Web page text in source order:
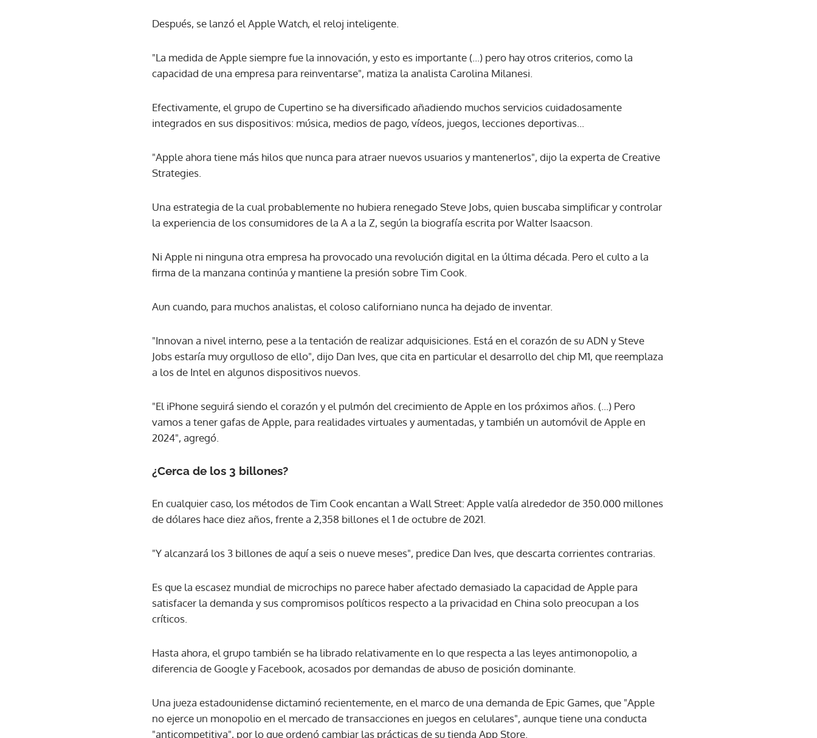
Después, se lanzó el Apple Watch, el reloj inteligente.
"La medida de Apple siempre fue la innovación, y esto es importante (...) pero hay otros criterios, como la
capacidad de una empresa para reinventarse", matiza la analista Carolina Milanesi.
Efectivamente, el grupo de Cupertino se ha diversificado añadiendo muchos servicios cuidadosamente
integrados en sus dispositivos: música, medios de pago, vídeos, juegos, lecciones deportivas...
"Apple ahora tiene más hilos que nunca para atraer nuevos usuarios y mantenerlos", dijo la experta de Creative
Strategies.
Una estrategia de la cual probablemente no hubiera renegado Steve Jobs, quien buscaba simplificar y controlar
la experiencia de los consumidores de la A a la Z, según la biografía escrita por Walter Isaacson.
Ni Apple ni ninguna otra empresa ha provocado una revolución digital en la última década. Pero el culto a la
firma de la manzana continúa y mantiene la presión sobre Tim Cook.
Aun cuando, para muchos analistas, el coloso californiano nunca ha dejado de inventar.
"Innovan a nivel interno, pese a la tentación de realizar adquisiciones. Está en el corazón de su ADN y Steve
Jobs estaría muy orgulloso de ello", dijo Dan Ives, que cita en particular el desarrollo del chip M1, que reemplaza
a los de Intel en algunos dispositivos nuevos.
"El iPhone seguirá siendo el corazón y el pulmón del crecimiento de Apple en los próximos años. (...) Pero
vamos a tener gafas de Apple, para realidades virtuales y aumentadas, y también un automóvil de Apple en
2024", agregó.
¿Cerca de los 3 billones?
En cualquier caso, los métodos de Tim Cook encantan a Wall Street: Apple valía alrededor de 350.000 millones
de dólares hace diez años, frente a 2,358 billones el 1 de octubre de 2021.
"Y alcanzará los 3 billones de aquí a seis o nueve meses", predice Dan Ives, que descarta corrientes contrarias.
Es que la escasez mundial de microchips no parece haber afectado demasiado la capacidad de Apple para
satisfacer la demanda y sus compromisos políticos respecto a la privacidad en China solo preocupan a los
críticos.
Hasta ahora, el grupo también se ha librado relativamente en lo que respecta a las leyes antimonopolio, a
diferencia de Google y Facebook, acosados por demandas de abuso de posición dominante.
Una jueza estadounidense dictaminó recientemente, en el marco de una demanda de Epic Games, que "Apple
no ejerce un monopolio en el mercado de transacciones en juegos en celulares", aunque tiene una conducta
"anticompetitiva", por lo que ordenó cambiar las prácticas de su tienda App Store.